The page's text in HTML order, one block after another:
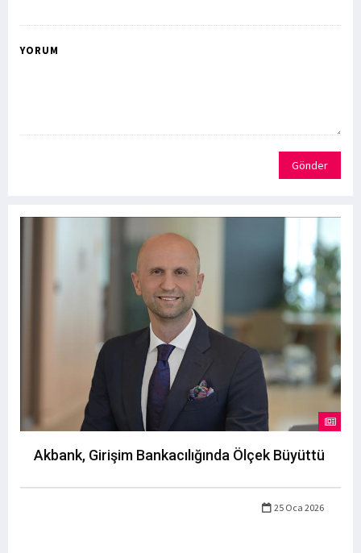
YORUM
Gönder
Akbank, Girişim Bankacılığında Ölçek Büyüttü
25 Oca 2026